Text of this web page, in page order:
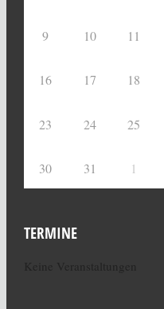
9 10 11
16 17 18
23 24 25
30 31 1
TERMINE